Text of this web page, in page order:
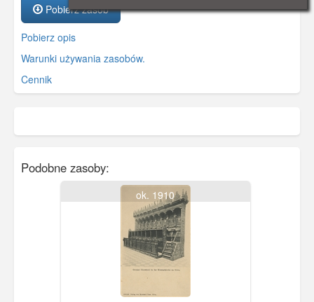
Pobierz zasób
Pobierz opis
Warunki używania zasobów.
Cennik
Podobne zasoby:
ok. 1910